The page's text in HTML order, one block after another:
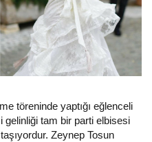
töreninde yaptığı eğlenceli
gelinliği tam bir parti elbisesi
Zeynep Tosun